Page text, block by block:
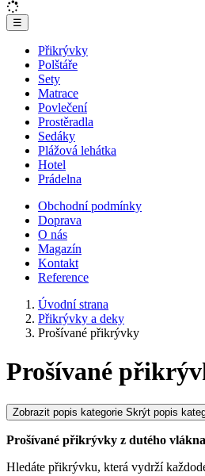
☰
Přikrývky
Polštáře
Sety
Matrace
Povlečení
Prostěradla
Sedáky
Plážová lehátka
Hotel
Prádelna
Obchodní podmínky
Doprava
O nás
Magazín
Kontakt
Reference
Úvodní strana
Přikrývky a deky
Prošívané přikrývky
Prošívané
Zobrazit popis kategorie Skrýt popis
Prošívané přikrývky z dutého
Hledáte přikrývku, která vydrží